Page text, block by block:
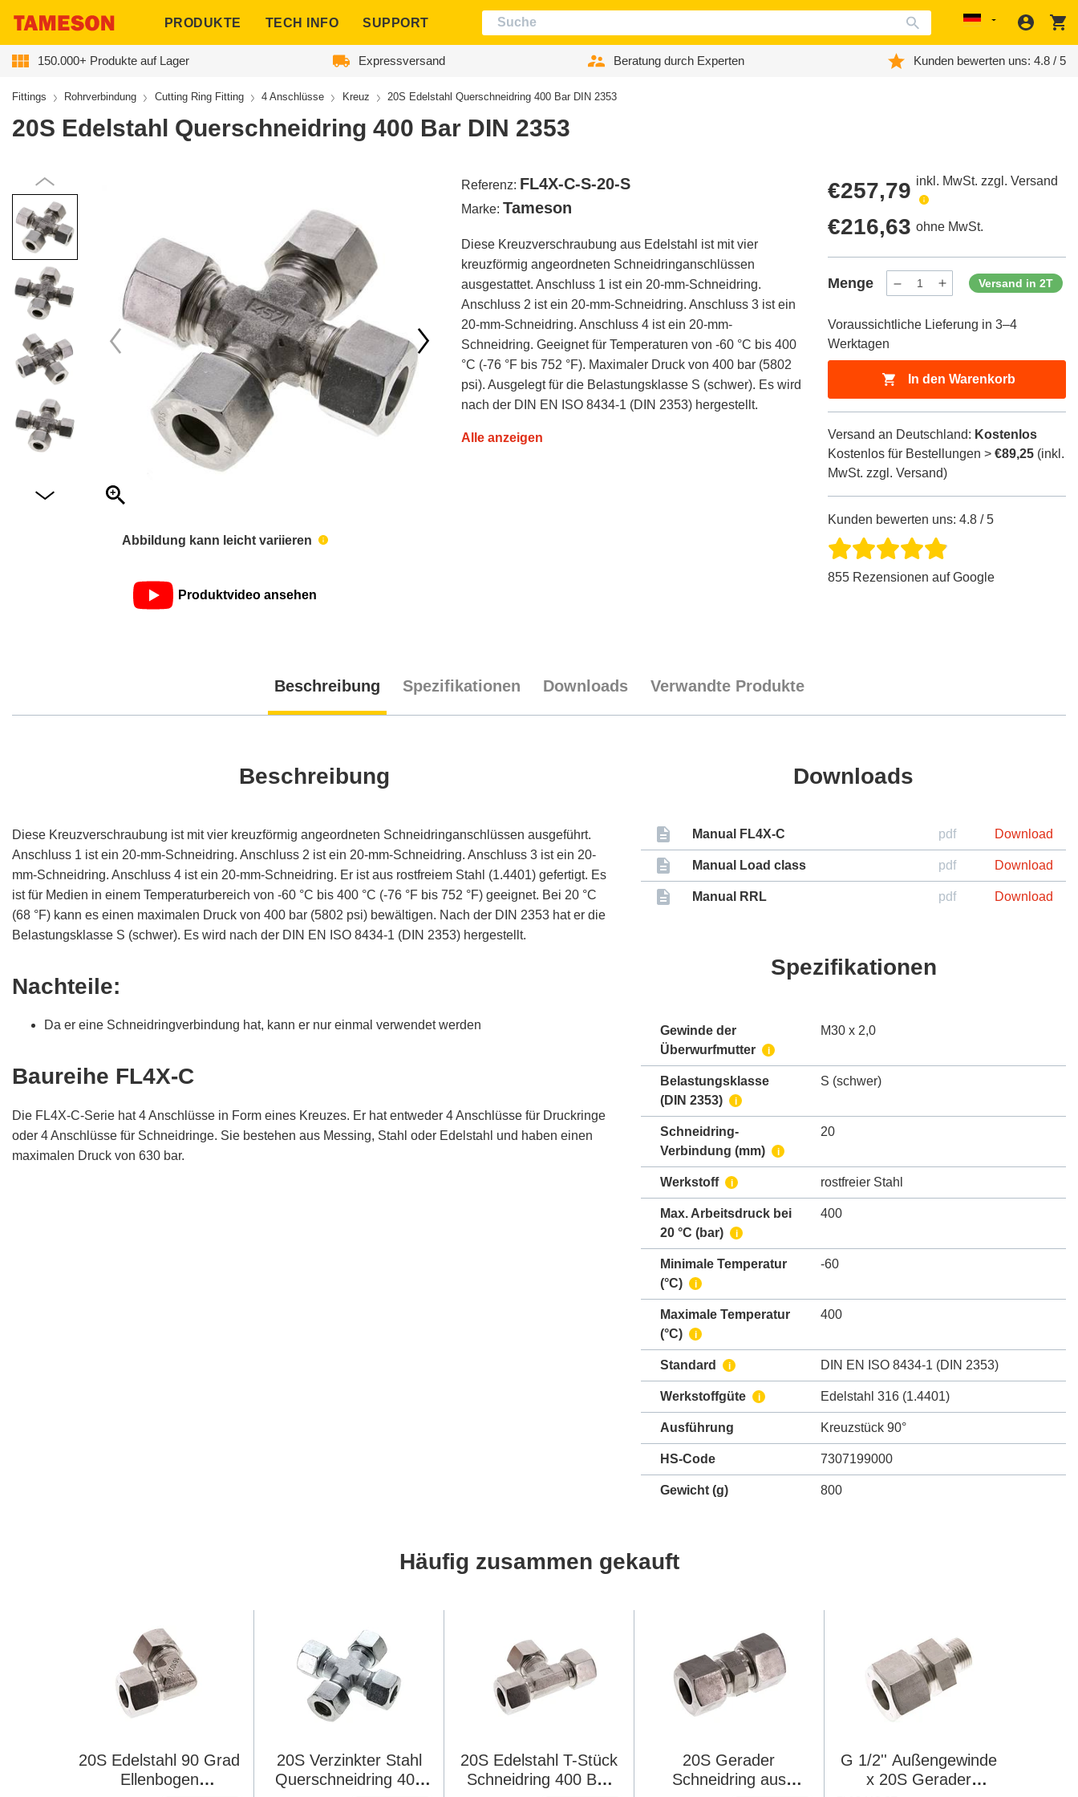
PRODUKTE TECH INFO SUPPORT Localization
150.000+ Produkte auf Lager Expressversand Beratung durch Experten Kunden bewerten uns: 4.8 / 5
Fittings Rohrverbindung Cutting Ring Fitting 4 Anschlüsse Kreuz 20S Edelstahl Querschneidring 400 Bar DIN 2353
20S Edelstahl Querschneidring 400 Bar DIN 2353
Abbildung kann leicht variieren
Produktvideo ansehen
Referenz: FL4X-C-S-20-S
Marke: Tameson
Diese Kreuzverschraubung aus Edelstahl ist mit vier
kreuzförmig angeordneten Schneidringanschlüssen
ausgestattet. Anschluss 1 ist ein 20-mm-Schneidring.
Anschluss 2 ist ein 20-mm-Schneidring. Anschluss 3 ist ein
20-mm-Schneidring. Anschluss 4 ist ein 20-mm-
Schneidring. Geeignet für Temperaturen von -60 °C bis 400
°C (-76 °F bis 752 °F). Maximaler Druck von 400 bar (5802
psi). Ausgelegt für die Belastungsklasse S (schwer). Es wird
nach der DIN EN ISO 8434-1 (DIN 2353) hergestellt.
Alle anzeigen
Regulärer
Preis
€257,79 inkl. MwSt. zzgl. Versand
Regulärer
Preis
€216,63 ohne MwSt.
Menge
Menge
ProductDrop
Menge
ProductDrop
Versand in 2T
Voraussichtliche Lieferung in 3–4
Werktagen
In den Warenkorb
Versand an Deutschland: Kostenlos
Kostenlos für Bestellungen >€89,25 (inkl.
MwSt. zzgl. Versand)
Kunden bewerten uns: 4.8 / 5
855 Rezensionen auf Google
Beschreibung Spezifikationen Downloads Verwandte Produkte
Beschreibung
Diese Kreuzverschraubung ist mit vier kreuzförmig angeordneten Schneidringanschlüssen ausgeführt.
Anschluss 1 ist ein 20-mm-Schneidring. Anschluss 2 ist ein 20-mm-Schneidring. Anschluss 3 ist ein 20-
mm-Schneidring. Anschluss 4 ist ein 20-mm-Schneidring. Er ist aus rostfreiem Stahl (1.4401) gefertigt. Es
ist für Medien in einem Temperaturbereich von -60 °C bis 400 °C (-76 °F bis 752 °F) geeignet. Bei 20 °C
(68 °F) kann es einen maximalen Druck von 400 bar (5802 psi) bewältigen. Nach der DIN 2353 hat er die
Belastungsklasse S (schwer). Es wird nach der DIN EN ISO 8434-1 (DIN 2353) hergestellt.
Nachteile:
Da er eine Schneidringverbindung hat, kann er nur einmal verwendet werden
Baureihe FL4X-C
Die FL4X-C-Serie hat 4 Anschlüsse in Form eines Kreuzes. Er hat entweder 4 Anschlüsse für Druckringe
oder 4 Anschlüsse für Schneidringe. Sie bestehen aus Messing, Stahl oder Edelstahl und haben einen
maximalen Druck von 630 bar.
Downloads
Manual FL4X-C pdf Download
Manual Load class pdf Download
Manual RRL pdf Download
Spezifikationen
Gewinde der
Überwurfmutter
i
M30 x 2,0
Belastungsklasse
(DIN 2353)
i
S (schwer)
Schneidring-
Verbindung (mm) i
20
Werkstoff i rostfreier Stahl
Max. Arbeitsdruck bei
20 °C (bar)
i
400
Minimale Temperatur
(°C)
i
-60
Maximale Temperatur
(°C)
i
400
Standard i DIN EN ISO 8434-1 (DIN 2353)
Werkstoffgüte i Edelstahl 316 (1.4401)
Ausführung Kreuzstück 90°
HS-Code 7307199000
Gewicht (g) 800
Häufig zusammen gekauft
20S Edelstahl 90 Grad
Ellenbogen
20S Verzinkter Stahl
Querschneidring 400
20S Edelstahl T-Stück
Schneidring 400 Bar
20S Gerader
Schneidring aus
G 1/2'' Außengewinde
x 20S Gerader